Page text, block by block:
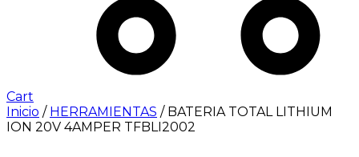
Cart
Inicio / HERRAMIENTAS / BATERIA TOTAL LITHIUM
ION 20V 4AMPER TFBLI2002